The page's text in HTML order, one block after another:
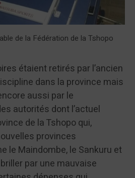
de la Fédération de la Tshopo
étaient retirés par l’ancien
dans la province mais
aussi par le
autorités dont l’actuel
de la Tshopo qui,
provinces
le Maindombe, le Sankuru et
par une mauvaise